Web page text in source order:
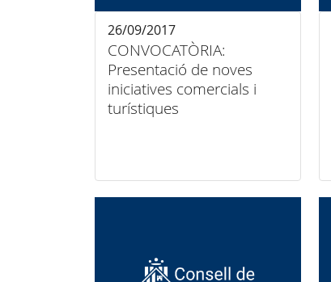
CONVOCATÒRIA:
Presentació de noves
iniciatives comercials i
turístiques
26/09/2017